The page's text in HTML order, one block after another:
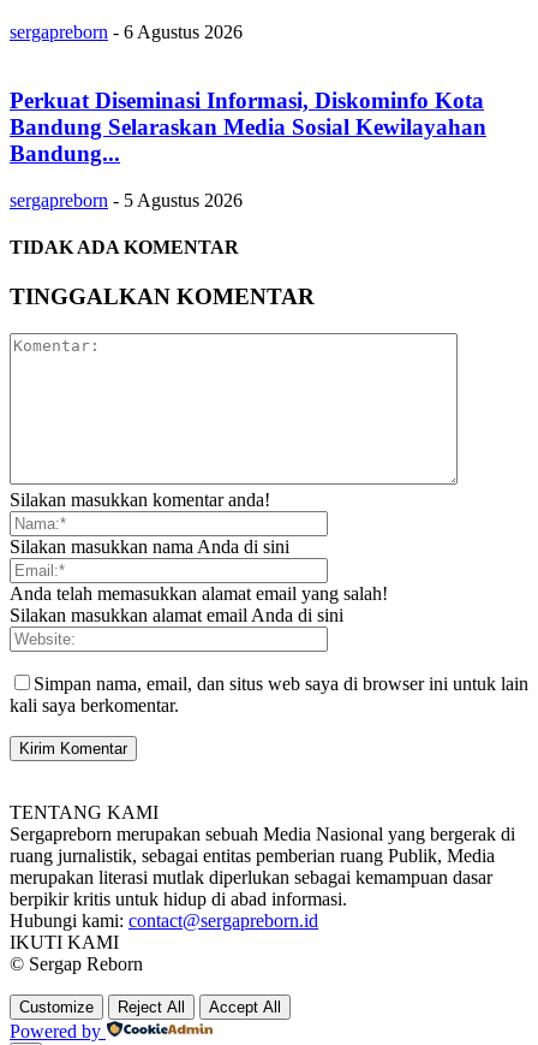
sergapreborn - 6 Agustus 2026
Perkuat Diseminasi Informasi, Diskominfo Kota
Bandung Selaraskan Media Sosial Kewilayahan
Bandung...
sergapreborn - 5 Agustus 2026
TIDAK ADA KOMENTAR
TINGGALKAN KOMENTAR
Silakan masukkan komentar anda!
Silakan masukkan nama Anda di sini
Anda telah memasukkan alamat email yang salah!
Silakan masukkan alamat email Anda di sini
Simpan nama, email, dan situs web saya di browser ini untuk lain
kali saya berkomentar.
TENTANG KAMI
Sergapreborn merupakan sebuah Media Nasional yang bergerak di
ruang jurnalistik, sebagai entitas pemberian ruang Publik, Media
merupakan literasi mutlak diperlukan sebagai kemampuan dasar
berpikir kritis untuk hidup di abad informasi.
Hubungi kami: contact@sergapreborn.id
IKUTI KAMI
© Sergap Reborn
Customize Reject All Accept All
Powered by